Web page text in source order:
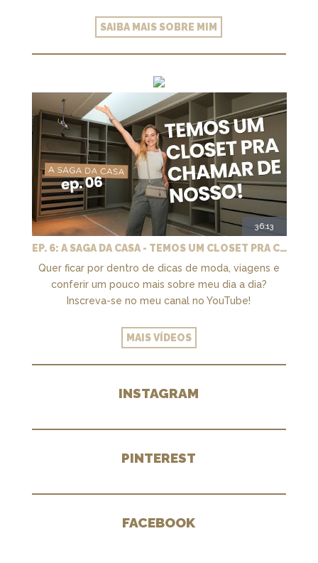
SAIBA MAIS SOBRE MIM
36:13
EP. 6: A SAGA DA CASA - TEMOS UM CLOSET PRA CHAMAR DE NOSSO + MARCENARIA E PAISAGISMO
Quer ficar por dentro de dicas de moda, viagens e
conferir um pouco mais sobre meu dia a dia?
Inscreva-se no meu canal no YouTube!
MAIS VÍDEOS
INSTAGRAM
PINTEREST
FACEBOOK